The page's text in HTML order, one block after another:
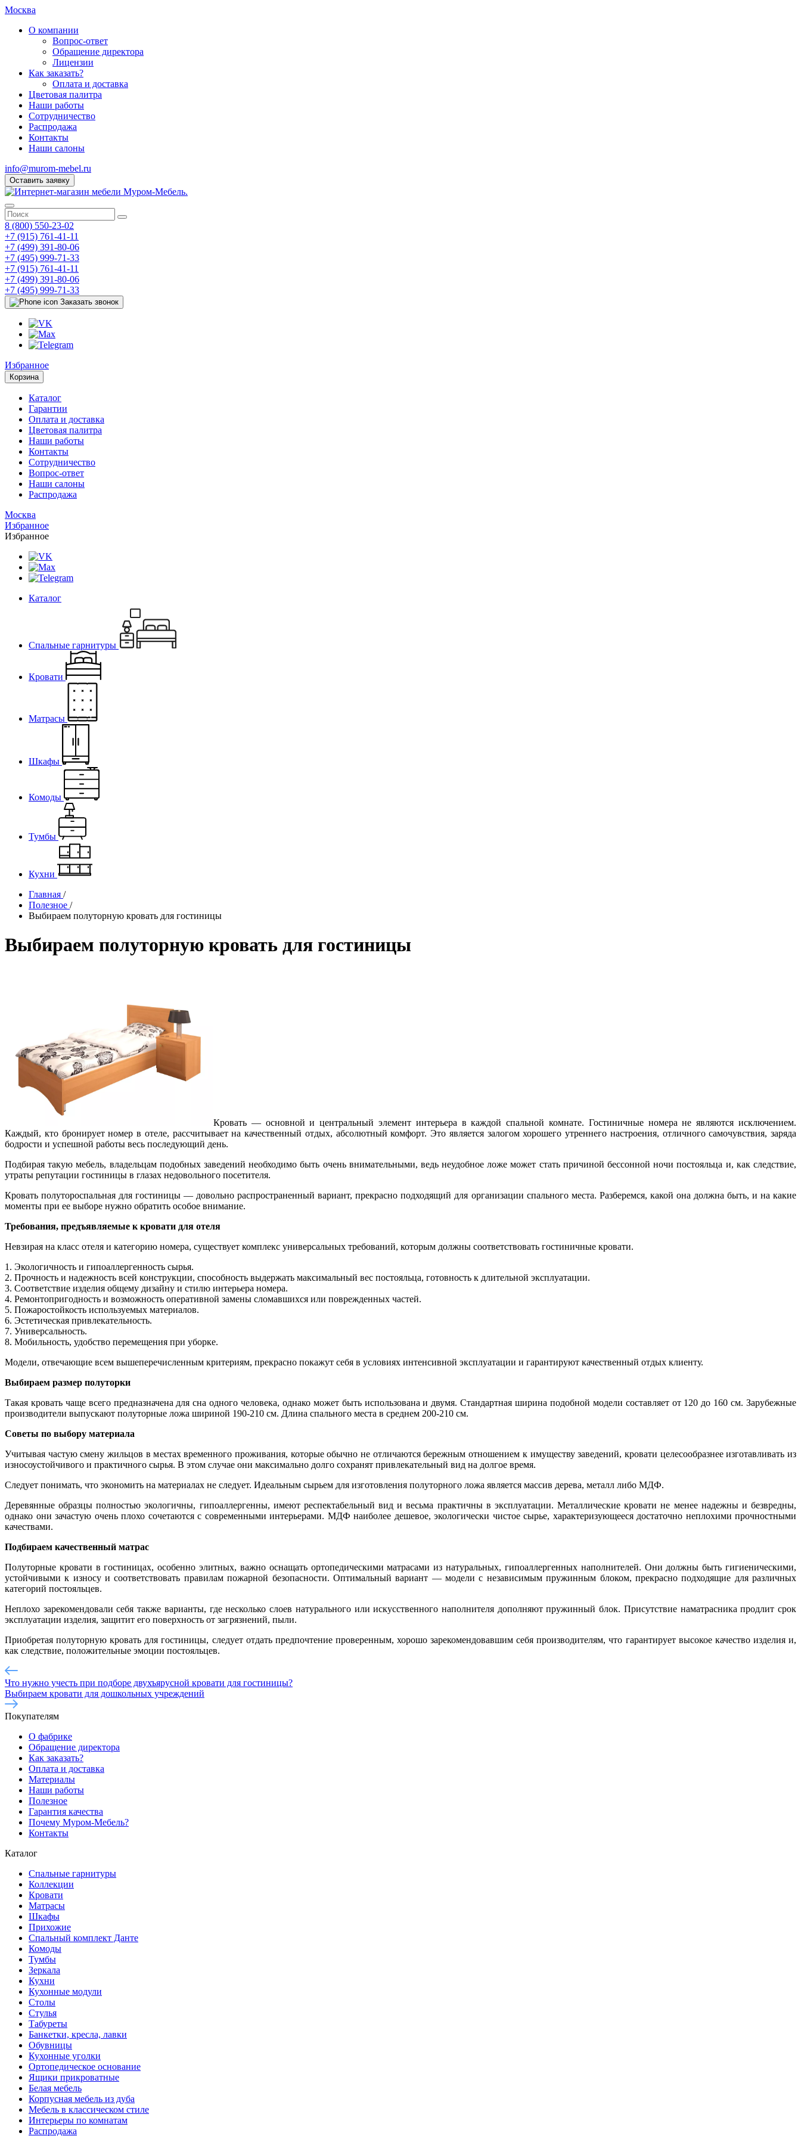
Москва
О компании
Вопрос-ответ
Обращение директора
Лицензии
Как заказать?
Оплата и доставка
Цветовая палитра
Наши работы
Сотрудничество
Распродажа
Контакты
Наши салоны
info@murom-mebel.ru
Оставить заявку
8 (800) 550-23-02
+7 (915) 761-41-11
+7 (499) 391-80-06
+7 (495) 999-71-33
+7 (915) 761-41-11
+7 (499) 391-80-06
+7 (495) 999-71-33
Заказать звонок
Избранное
Корзина
Каталог
Гарантии
Оплата и доставка
Цветовая палитра
Наши работы
Контакты
Сотрудничество
Вопрос-ответ
Наши салоны
Распродажа
Москва
Избранное
Избранное
Каталог
Спальные гарнитуры
Кровати
Матрасы
Шкафы
Комоды
Тумбы
Кухни
Главная /
Полезное /
Выбираем полуторную кровать для гостиницы
Выбираем полуторную кровать для гостиницы
Кровать — основной и центральный элемент интерьера в каждой спальной комнате. Гостиничные номера не являются исключением.
Каждый, кто бронирует номер в отеле, рассчитывает на качественный отдых, абсолютный комфорт. Это является залогом хорошего утреннего настроения, отличного самочувствия, заряда
бодрости и успешной работы весь последующий день.
Подбирая такую мебель, владельцам подобных заведений необходимо быть очень внимательными, ведь неудобное ложе может стать причиной бессонной ночи постояльца и, как следствие,
утраты репутации гостиницы в глазах недовольного посетителя.
Кровать полутороспальная для гостиницы — довольно распространенный вариант, прекрасно подходящий для организации спального места. Разберемся, какой она должна быть, и на какие
моменты при ее выборе нужно обратить особое внимание.
Требования, предъявляемые к кровати для отеля
Невзирая на класс отеля и категорию номера, существует комплекс универсальных требований, которым должны соответствовать гостиничные кровати.
1. Экологичность и гипоаллергенность сырья.
2. Прочность и надежность всей конструкции, способность выдержать максимальный вес постояльца, готовность к длительной эксплуатации.
3. Соответствие изделия общему дизайну и стилю интерьера номера.
4. Ремонтопригодность и возможность оперативной замены сломавшихся или поврежденных частей.
5. Пожаростойкость используемых материалов.
6. Эстетическая привлекательность.
7. Универсальность.
8. Мобильность, удобство перемещения при уборке.
Модели, отвечающие всем вышеперечисленным критериям, прекрасно покажут себя в условиях интенсивной эксплуатации и гарантируют качественный отдых клиенту.
Выбираем размер полуторки
Такая кровать чаще всего предназначена для сна одного человека, однако может быть использована и двумя. Стандартная ширина подобной модели составляет от 120 до 160 см. Зарубежные
производители выпускают полуторные ложа шириной 190-210 см. Длина спального места в среднем 200-210 см.
Советы по выбору материала
Учитывая частую смену жильцов в местах временного проживания, которые обычно не отличаются бережным отношением к имуществу заведений, кровати целесообразнее изготавливать из
износоустойчивого и практичного сырья. В этом случае они максимально долго сохранят привлекательный вид на долгое время.
Следует понимать, что экономить на материалах не следует. Идеальным сырьем для изготовления полуторного ложа является массив дерева, металл либо МДФ.
Деревянные образцы полностью экологичны, гипоаллергенны, имеют респектабельный вид и весьма практичны в эксплуатации. Металлические кровати не менее надежны и безвредны,
однако они зачастую очень плохо сочетаются с современными интерьерами. МДФ наиболее дешевое, экологически чистое сырье, характеризующееся достаточно неплохими прочностными
качествами.
Подбираем качественный матрас
Полуторные кровати в гостиницах, особенно элитных, важно оснащать ортопедическими матрасами из натуральных, гипоаллергенных наполнителей. Они должны быть гигиеническими,
устойчивыми к износу и соответствовать правилам пожарной безопасности. Оптимальный вариант — модели с независимым пружинным блоком, прекрасно подходящие для различных
категорий постояльцев.
Неплохо зарекомендовали себя также варианты, где несколько слоев натурального или искусственного наполнителя дополняют пружинный блок. Присутствие наматрасника продлит срок
эксплуатации изделия, защитит его поверхность от загрязнений, пыли.
Приобретая полуторную кровать для гостиницы, следует отдать предпочтение проверенным, хорошо зарекомендовавшим себя производителям, что гарантирует высокое качество изделия и,
как следствие, положительные эмоции постояльцев.
Что нужно учесть при подборе двухъярусной кровати для гостиницы?
Выбираем кровати для дошкольных учреждений
Покупателям
О фабрике
Обращение директора
Как заказать?
Оплата и доставка
Материалы
Наши работы
Полезное
Гарантия качества
Почему Муром-Мебель?
Контакты
Каталог
Спальные гарнитуры
Коллекции
Кровати
Матрасы
Шкафы
Прихожие
Спальный комплект Данте
Комоды
Тумбы
Зеркала
Кухни
Кухонные модули
Столы
Стулья
Табуреты
Банкетки, кресла, лавки
Обувницы
Кухонные уголки
Ортопедическое основание
Ящики прикроватные
Белая мебель
Корпусная мебель из дуба
Мебель в классическом стиле
Интерьеры по комнатам
Распродажа